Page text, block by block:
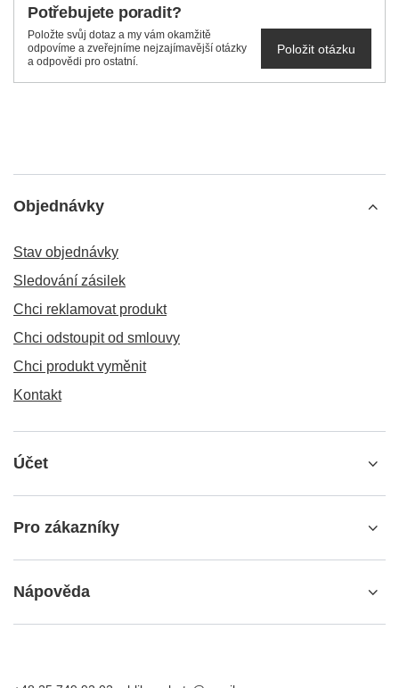
Potřebujete poradit?
Položte svůj dotaz a my vám okamžitě
odpovíme a zveřejníme nejzajímavější otázky
a odpovědi pro ostatní.
Položit otázku
Objednávky
Stav objednávky
Sledování zásilek
Chci reklamovat produkt
Chci odstoupit od smlouvy
Chci produkt vyměnit
Kontakt
Účet
Pro zákazníky
Nápověda